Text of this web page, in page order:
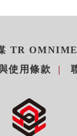
TR
使用條款